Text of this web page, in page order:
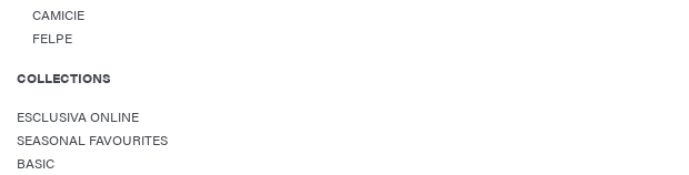
CAMICIE
FELPE
COLLECTIONS
ESCLUSIVA ONLINE
SEASONAL FAVOURITES
BASIC